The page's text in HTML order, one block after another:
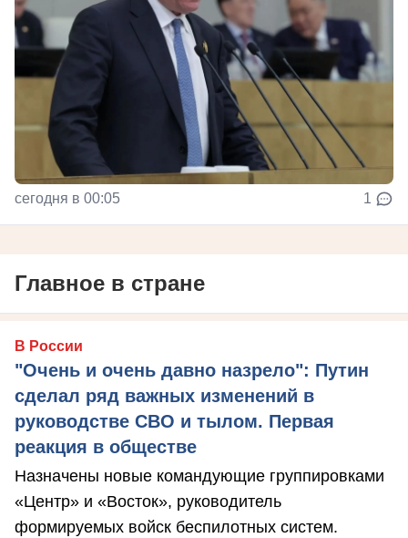
сегодня в 00:05 1
Главное в стране
В России
"Очень и очень давно назрело": Путин
сделал ряд важных изменений в
руководстве СВО и тылом. Первая
реакция в обществе
Назначены новые командующие группировками
«Центр» и «Восток», руководитель
формируемых войск беспилотных систем.